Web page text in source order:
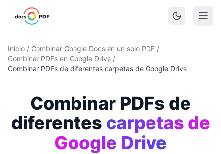
Inicio / Combinar Google Docs en un solo PDF /
Combinar PDFs en Google Drive /
Combinar PDFs de diferentes carpetas de Google Drive
Combinar PDFs de
diferentes carpetas de
Google Drive